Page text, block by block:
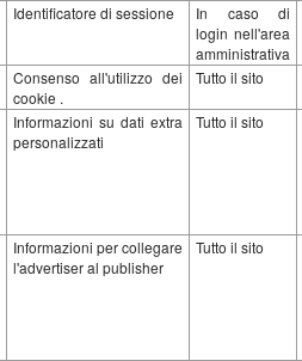
Identificatore di sessione
In caso di
login nell'area
amministrativa
Consenso all'utilizzo dei
cookie .
Tutto il sito
Informazioni su dati extra
personalizzati
Tutto il sito
Informazioni per collegare
l'advertiser al publisher
Tutto il sito